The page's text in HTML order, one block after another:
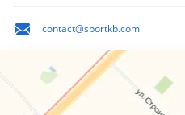
contact@sportkb.com